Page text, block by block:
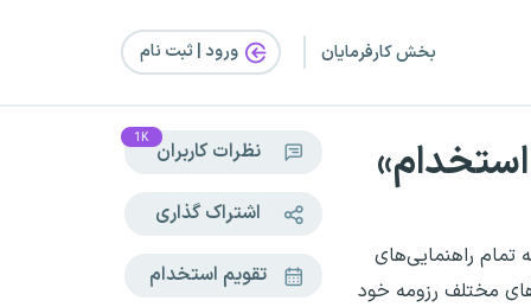
بخش کارفرمایان ورود | ثبت‌ نام
تمام راهنمایی‌های
مختلف رزومه خود
نظرات کاربران 1K
اشتراک گذاری
تقویم استخدام